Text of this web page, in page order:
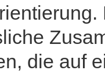
die auf